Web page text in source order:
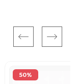
50%